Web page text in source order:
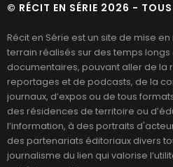
© RÉCIT EN SÉRIE 2026 - TOUS
Récit en Série est un site de mise
terrain réalisés sur des temps
documentaires, pouvant aller de la
reportages et de podcasts, de la
journaux, d’expos ou de tous
des résidences de territoire ou
l’information, à des portraits
des partenariats éditoriaux divers
journalisme du lien qui valorise